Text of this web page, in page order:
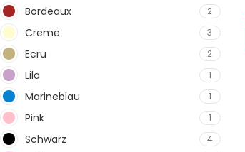
Bordeaux 2
Creme 3
Ecru 2
Lila 1
Marineblau 1
Pink 1
Schwarz 4